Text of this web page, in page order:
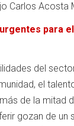
Carlos Acosta
para
del
el
de la mitad
gozan de un